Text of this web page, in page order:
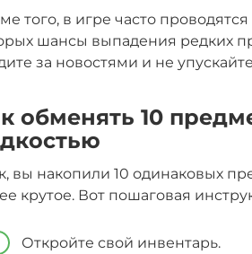
того, в игре часто
шансы выпадения редких
за новостями и не
обменять 10
вы накопили 10 одинаковых
крутое. Вот пошаговая
Откройте свой инвентарь.